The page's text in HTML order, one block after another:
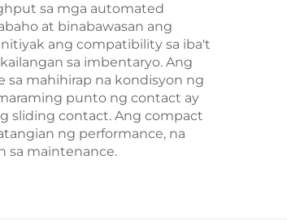
sa mga automated
at binabawasan ang
ang compatibility sa iba't
sa imbentaryo. Ang
sa mahihirap na kondisyon ng
punto ng contact ay
sliding contact. Ang compact
ng performance, na
sa maintenance.